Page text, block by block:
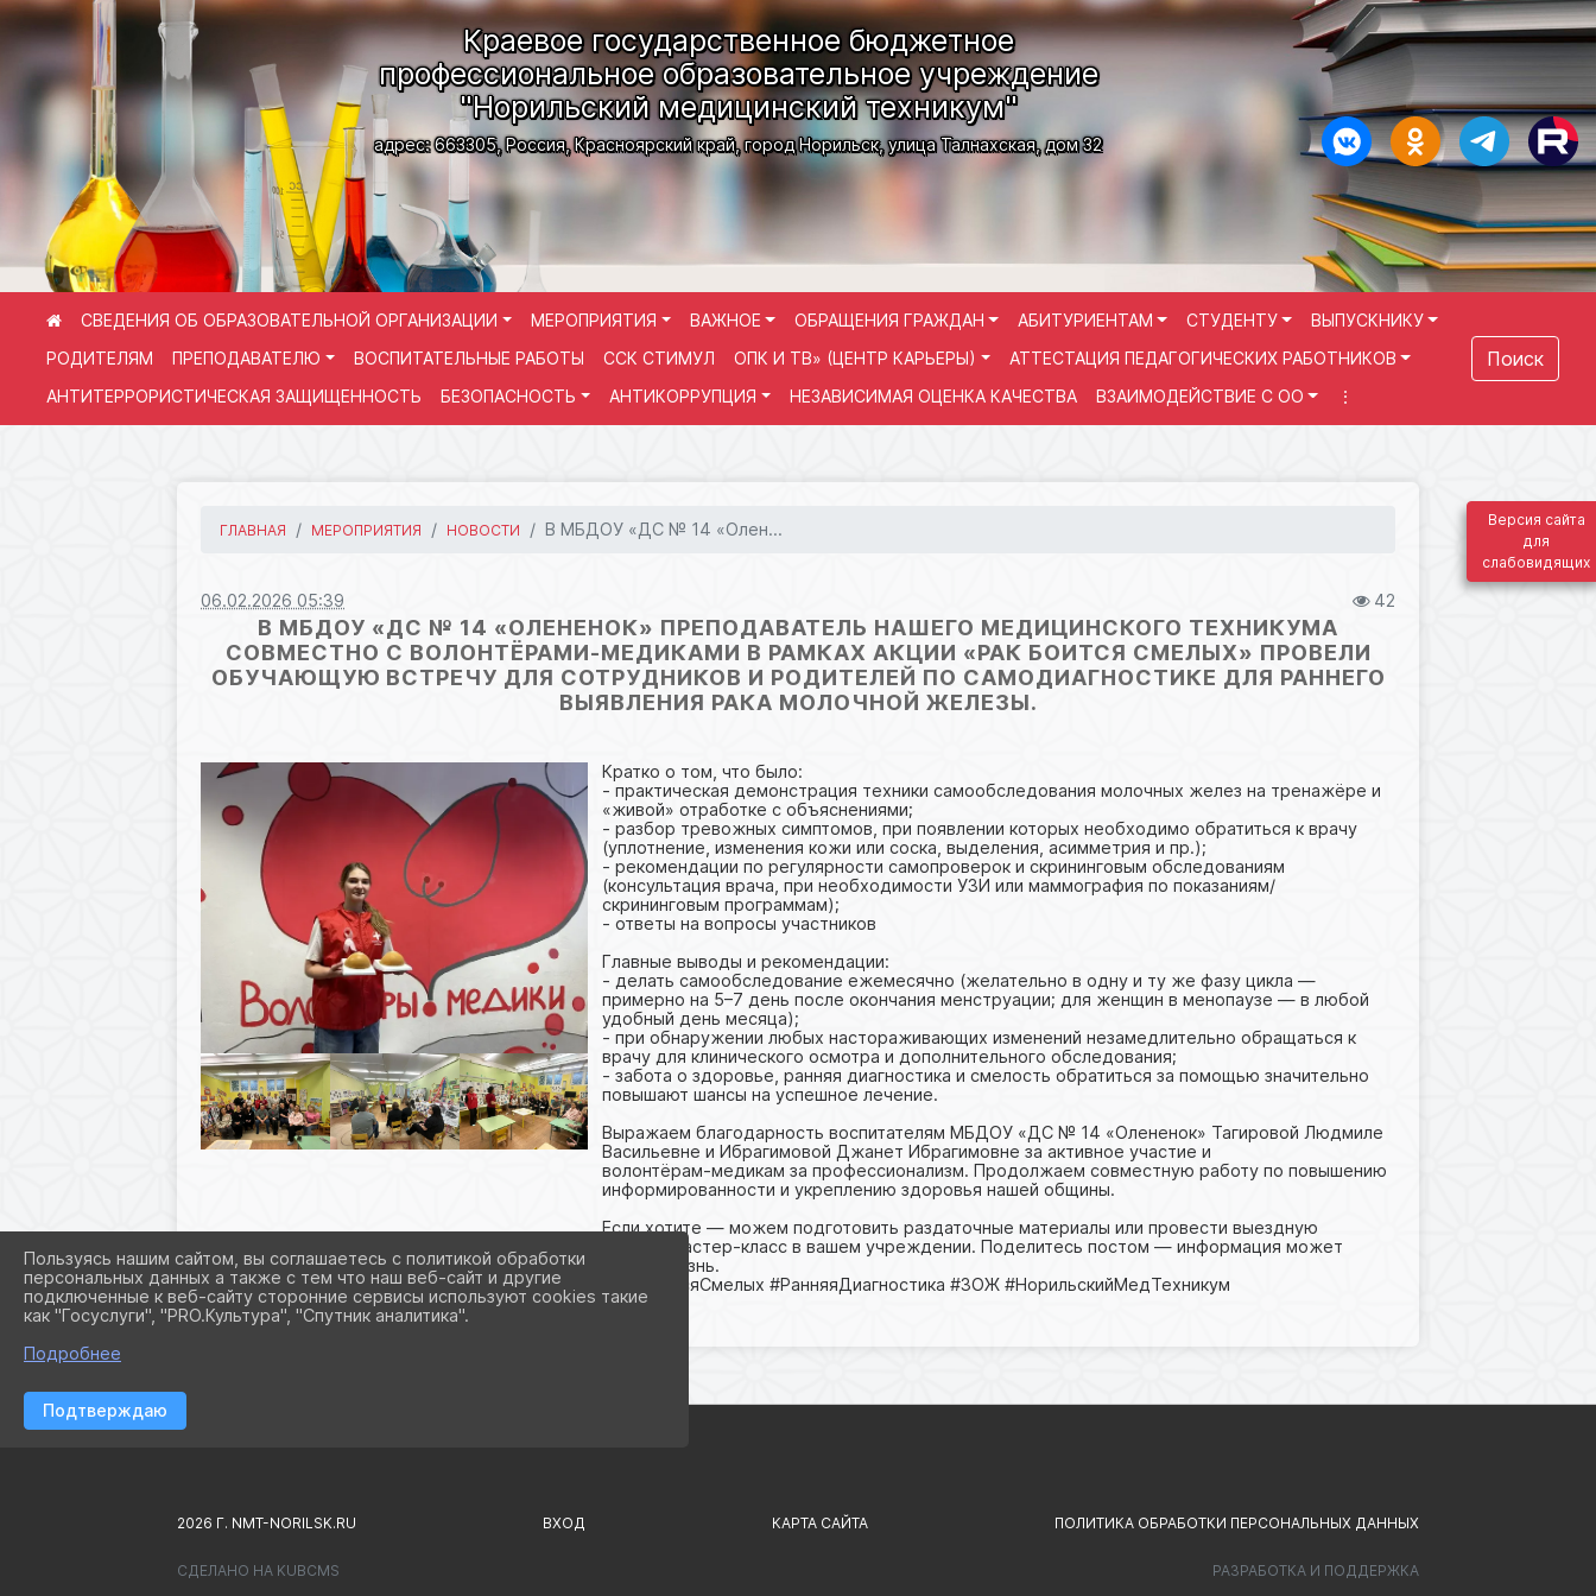
Версия сайта
для
слабовидящих
Краевое государственное бюджетное
профессиональное образовательное учреждение
"Норильский медицинский техникум"
адрес: 663305, Россия, Красноярский край, город Норильск, улица Талнахская, дом 32
СВЕДЕНИЯ ОБ ОБРАЗОВАТЕЛЬНОЙ ОРГАНИЗАЦИИ МЕРОПРИЯТИЯ ВАЖНОЕ ОБРАЩЕНИЯ ГРАЖДАН АБИТУРИЕНТАМ СТУДЕНТУ
ВЫПУСКНИКУ
РОДИТЕЛЯМ
ПРЕПОДАВАТЕЛЮ ВОСПИТАТЕЛЬНЫЕ РАБОТЫ ССК СТИМУЛ ОПК И ТВ» (ЦЕНТР КАРЬЕРЫ)
АТТЕСТАЦИЯ ПЕДАГОГИЧЕСКИХ РАБОТНИКОВ
АНТИТЕРРОРИСТИЧЕСКАЯ ЗАЩИЩЕННОСТЬ
БЕЗОПАСНОСТЬ АНТИКОРРУПЦИЯ НЕЗАВИСИМАЯ ОЦЕНКА КАЧЕСТВА ВЗАИМОДЕЙСТВИЕ С ОО ⋮
Поиск
ГЛАВНАЯ МЕРОПРИЯТИЯ НОВОСТИ В МБДОУ «ДС № 14 «Олен...
06.02.2026 05:39 42
В МБДОУ «ДС № 14 «ОЛЕНЕНОК» ПРЕПОДАВАТЕЛЬ НАШЕГО МЕДИЦИНСКОГО ТЕХНИКУМА
СОВМЕСТНО С ВОЛОНТЁРАМИ‑МЕДИКАМИ В РАМКАХ АКЦИИ «РАК БОИТСЯ СМЕЛЫХ» ПРОВЕЛИ
ОБУЧАЮЩУЮ ВСТРЕЧУ ДЛЯ СОТРУДНИКОВ И РОДИТЕЛЕЙ ПО САМОДИАГНОСТИКЕ ДЛЯ РАННЕГО
ВЫЯВЛЕНИЯ РАКА МОЛОЧНОЙ ЖЕЛЕЗЫ.
Кратко о том, что было:
- практическая демонстрация техники самообследования молочных желез на тренажёре и
«живой» отработке с объяснениями;
- разбор тревожных симптомов, при появлении которых необходимо обратиться к врачу
(уплотнение, изменения кожи или соска, выделения, асимметрия и пр.);
- рекомендации по регулярности самопроверок и скрининговым обследованиям
(консультация врача, при необходимости УЗИ или маммография по показаниям/
скрининговым программам);
- ответы на вопросы участников
Главные выводы и рекомендации:
- делать самообследование ежемесячно (желательно в одну и ту же фазу цикла —
примерно на 5–7 день после окончания менструации; для женщин в менопаузе — в любой
удобный день месяца);
- при обнаружении любых настораживающих изменений незамедлительно обращаться к
врачу для клинического осмотра и дополнительного обследования;
- забота о здоровье, ранняя диагностика и смелость обратиться за помощью значительно
повышают шансы на успешное лечение.
Выражаем благодарность воспитателям МБДОУ «ДС № 14 «Олененок» Тагировой Людмиле
Васильевне и Ибрагимовой Джанет Ибрагимовне за активное участие и
волонтёрам‑медикам за профессионализм. Продолжаем совместную работу по повышению
информированности и укреплению здоровья нашей общины.
Если хотите — можем подготовить раздаточные материалы или провести выездную
лекцию/мастер‑класс в вашем учреждении. Поделитесь постом — информация может
спасти жизнь.
#РакБоитсяСмелых #РанняяДиагностика #ЗОЖ #НорильскийМедТехникум
2026 Г. NMT-NORILSK.RU ВХОД КАРТА САЙТА ПОЛИТИКА ОБРАБОТКИ ПЕРСОНАЛЬНЫХ ДАННЫХ
СДЕЛАНО НА KUBCMS РАЗРАБОТКА И ПОДДЕРЖКА
Пользуясь нашим сайтом, вы соглашаетесь с политикой обработки
персональных данных а также с тем что наш веб-сайт и другие
подключенные к веб-сайту сторонние сервисы используют cookies такие
как "Госуслуги", "PRO.Культура", "Спутник аналитика".
Подробнее
Подтверждаю